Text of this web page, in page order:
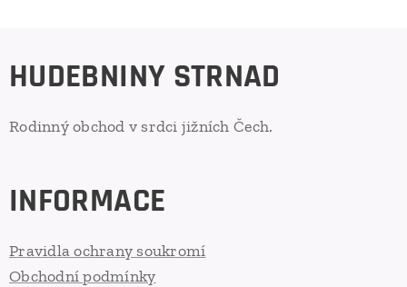
HUDEBNINY STRNAD
Rodinný obchod v srdci jižních Čech.
INFORMACE
Pravidla ochrany soukromí
Obchodní podmínky